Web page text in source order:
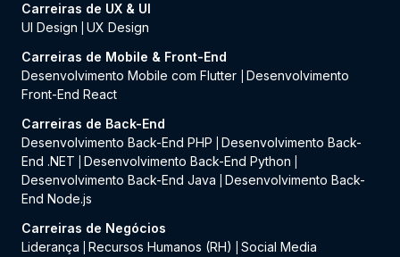
Carreiras de UX & UI
UI Design
UX Design
Carreiras de Mobile & Front-End
Desenvolvimento Mobile com Flutter
Desenvolvimento
Front-End React
Carreiras de Back-End
Desenvolvimento Back-End PHP
Desenvolvimento Back-
End .NET
Desenvolvimento Back-End Python
Desenvolvimento Back-End Java
Desenvolvimento Back-
End Node.js
Carreiras de Negócios
Liderança
Recursos Humanos (RH)
Social Media